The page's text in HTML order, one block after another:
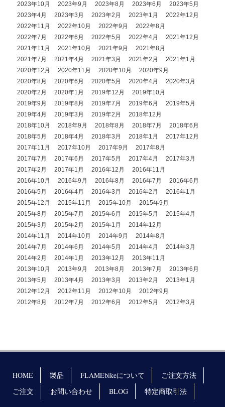
2023年10月
2023年9月 2023年8月 2023年6月
2023年5月
2023年4月
2023年3月 2023年2月 2023年1月
2022年12月
2022年11月
2022年10月 2022年9月
2022年8月
2022年7月
2022年6月 2022年5月 2022年4月
2021年12月
2021年11月
2021年10月 2021年9月
2021年8月
2021年7月
2021年4月 2021年3月 2021年2月
2021年1月
2020年12月
2020年11月 2020年10月
2020年9月
2020年8月
2020年6月 2020年5月 2020年4月
2020年3月
2020年2月
2020年1月 2019年12月
2019年10月
2019年9月
2019年8月 2019年7月 2019年6月
2019年5月
2019年4月
2019年3月 2019年2月
2018年12月
2018年10月
2018年9月 2018年8月 2018年7月
2018年6月
2018年5月
2018年4月 2018年3月 2018年1月
2017年12月
2017年11月
2017年10月 2017年9月
2017年8月
2017年7月
2017年6月 2017年5月 2017年4月
2017年3月
2017年2月
2017年1月 2016年12月
2016年11月
2016年10月
2016年9月 2016年8月 2016年7月
2016年6月
2016年5月
2016年4月 2016年3月 2016年2月
2016年1月
2015年12月
2015年11月 2015年10月
2015年9月
2015年8月
2015年7月 2015年6月 2015年5月
2015年4月
2015年3月
2015年2月 2015年1月
2014年12月
2014年11月
2014年10月 2014年9月
2014年8月
2014年7月
2014年6月 2014年5月 2014年4月
2014年3月
2014年2月
2014年1月 2013年12月
2013年11月
2013年10月
2013年9月 2013年8月 2013年7月
2013年6月
2013年5月
2013年4月 2013年3月 2013年2月
2013年1月
2012年12月
2012年11月 2012年10月
2012年9月
2012年8月
2012年7月 2012年6月 2012年5月 2012年3月
HOME 製品 FLAMEbikeについて
ご注文方法
ご注文
お問い合わせ BLOG 特定商取引法